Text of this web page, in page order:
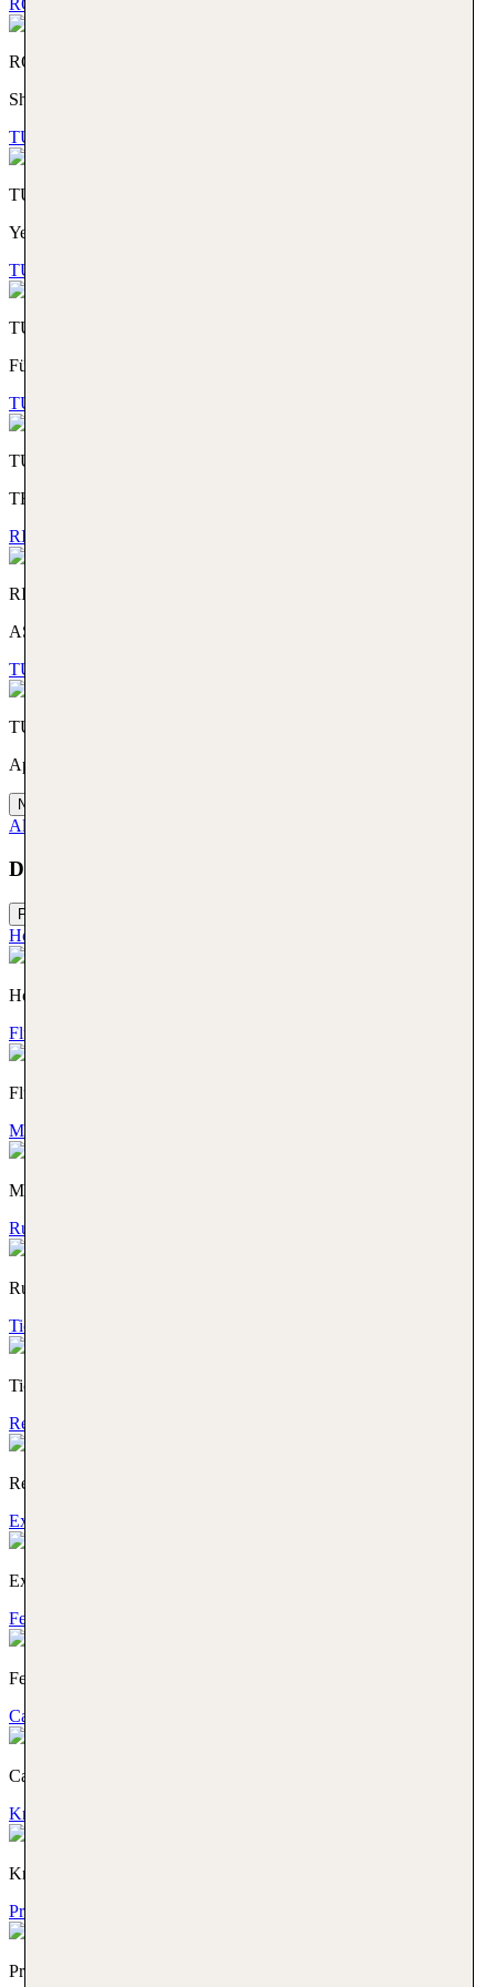
ROBINSON. Share the Moment!
ROBINSON
Share the Moment!
TUI MAGIC LIFE. Yes. This is All Inclusive.
TUI MAGIC LIFE
Yes. This is All Inclusive.
TUI KIDS CLUB. Für die Kleinen das Größte
TUI KIDS CLUB
Für die Kleinen das Größte
TUI SUNEO. THE BETTER WAY TO GET AWAY
TUI SUNEO
THE BETTER WAY TO GET AWAY
RIU Hotels. AS YOU LIKE IT.
RIU Hotels
AS YOU LIKE IT.
TUI TIME TO SMILE. Appartement Urlaub zum Wohlfühlen
TUI TIME TO SMILE
Appartement Urlaub zum Wohlfühlen
Next slide
Alle Hotelmarken
Die volle TUI Vielfalt für deinen Urlaub buchen
Previous slide
Hotelmarken
Hotelmarken
Flüge
Flüge
Mietwagen
Mietwagen
Rundreisen
Rundreisen
Tickets & Ausflüge
Tickets & Ausflüge
Reisegutschein
Reisegutschein
Expertenberatung
Expertenberatung
Ferienhaus
Ferienhaus
Camper
Camper
Kreuzfahrt
Kreuzfahrt
Privattransfer
Privattransfer